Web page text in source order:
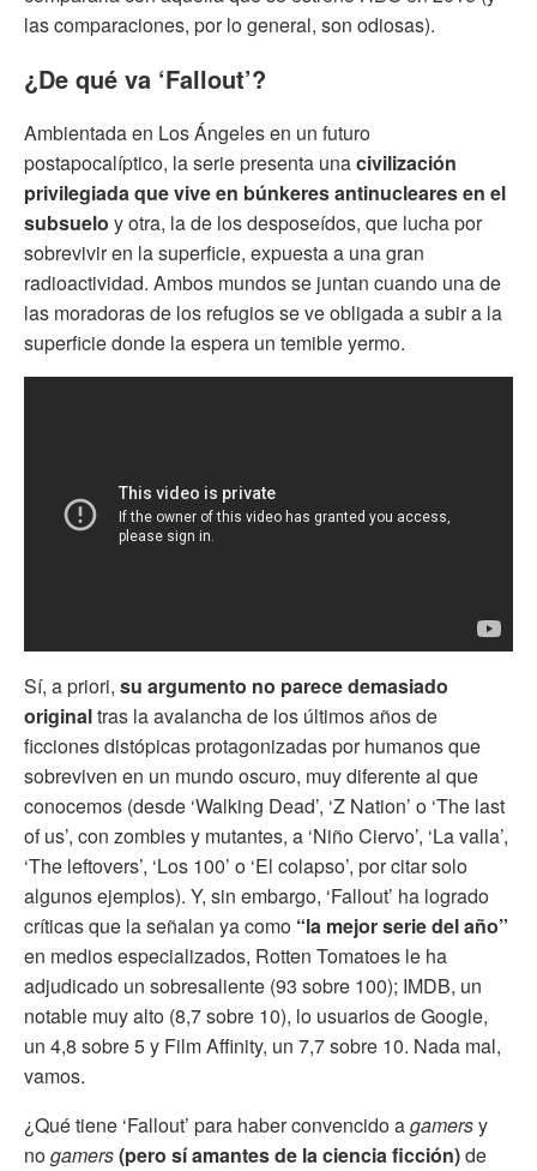
las comparaciones, por lo general, son odiosas).
¿De qué va ‘Fallout’?
Ambientada en Los Ángeles en un futuro
postapocalíptico, la serie presenta unacivilización
privilegiada que vive en búnkeres antinucleares en el
subsuelo y otra, la de los desposeídos, que lucha por
sobrevivir en la superficie, expuesta a una gran
radioactividad. Ambos mundos se juntan cuando una de
las moradoras de los refugios se ve obligada a subir a la
superficie donde la espera un temible yermo.
Sí, a priori, su argumento no parece demasiado
originaltras la avalancha de los últimos años de
ficciones distópicas protagonizadas por humanos que
sobreviven en un mundo oscuro, muy diferente al que
conocemos (desde ‘Walking Dead’, ‘Z Nation’ o ‘The last
of us’, con zombies y mutantes, a ‘Niño Ciervo’, ‘La valla’,
‘The leftovers’, ‘Los 100’ o ‘El colapso’, por citar solo
algunos ejemplos). Y, sin embargo, ‘Fallout’ ha logrado
críticas que la señalan ya como “la mejor serie del año”
en medios especializados, Rotten Tomatoes le ha
adjudicado un sobresaliente (93 sobre 100); IMDB, un
notable muy alto (8,7 sobre 10), lo usuarios de Google,
un 4,8 sobre 5 y Film Affinity, un 7,7 sobre 10. Nada mal,
vamos.
¿Qué tiene ‘Fallout’ para haber convencido agamersy
nogamers(pero sí amantes de la ciencia ficción)de